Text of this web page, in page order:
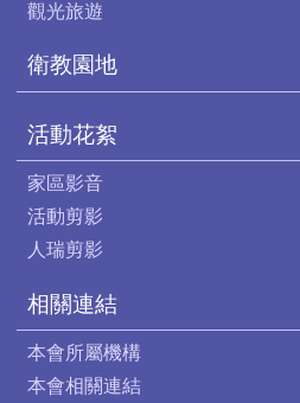
觀光旅遊
衛教園地
活動花絮
家區影音
活動剪影
人瑞剪影
相關連結
本會所屬機構
本會相關連結